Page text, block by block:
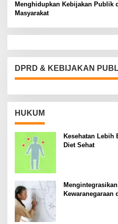
Menghidupkan Kebijakan Publik
Masyarakat
DPRD & KEBIJAKAN
HUKUM
Kesehatan Lebih
Diet Sehat